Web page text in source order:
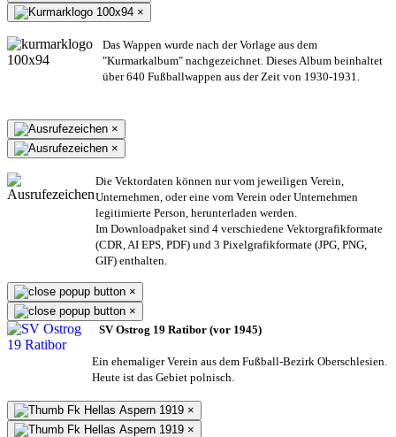
×
Das Wappen wurde nach der Vorlage aus dem
"Kurmarkalbum" nachgezeichnet. Dieses Album beinhaltet
über 640 Fußballwappen aus der Zeit von 1930-1931.
×
×
Die Vektordaten können nur vom jeweiligen Verein,
Unternehmen, oder eine vom Verein oder Unternehmen
legitimierte Person, herunterladen werden.
Im Downloadpaket sind 4 verschiedene Vektorgrafikformate
(CDR, AI EPS, PDF) und 3 Pixelgrafikformate (JPG, PNG,
GIF) enthalten.
×
×
SV Ostrog 19 Ratibor (vor 1945)
Ein ehemaliger Verein aus dem Fußball-Bezirk Oberschlesien.
Heute ist das Gebiet polnisch.
×
×